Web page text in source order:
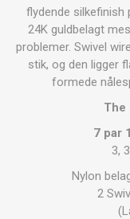
flydende silkefinish
24K guldbelagt
problemer. Swivel
stik, og den ligger
formede
The
7 par
3,
Nylon
2